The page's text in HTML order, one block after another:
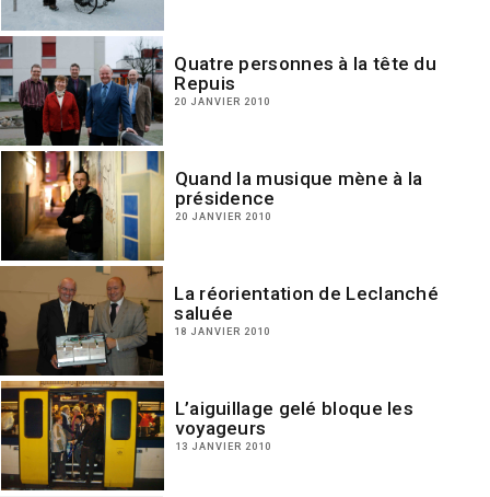
Quatre personnes à la tête du
Repuis
20 JANVIER 2010
Quand la musique mène à la
présidence
20 JANVIER 2010
La réorientation de Leclanché
saluée
18 JANVIER 2010
L’aiguillage gelé bloque les
voyageurs
13 JANVIER 2010